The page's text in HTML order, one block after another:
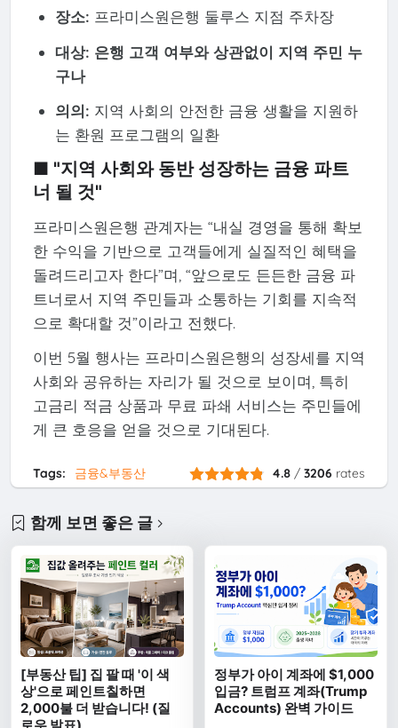
장소: 프라미스원은행 둘루스 지점 주차장
대상: 은행 고객 여부와 상관없이 지역 주민 누
구나
의의: 지역 사회의 안전한 금융 생활을 지원하
는 환원 프로그램의 일환
■ "지역 사회와 동반 성장하는 금융 파트
너 될 것"
프라미스원은행 관계자는 “내실 경영을 통해 확보
한 수익을 기반으로 고객들에게 실질적인 혜택을
돌려드리고자 한다”며, “앞으로도 든든한 금융 파
트너로서 지역 주민들과 소통하는 기회를 지속적
으로 확대할 것”이라고 전했다.
이번 5월 행사는 프라미스원은행의 성장세를 지역
사회와 공유하는 자리가 될 것으로 보이며, 특히
고금리 적금 상품과 무료 파쇄 서비스는 주민들에
게 큰 호응을 얻을 것으로 기대된다.
Tags: 금융&부동산 4.8 /3206 rates
함께 보면 좋은 글
[부동산 팁] 집 팔 때 '이 색
상'으로 페인트칠하면
2,000불 더 받습니다! (질
정부가 아이 계좌에 $1,000
입금? 트럼프 계좌(Trump
Accounts) 완벽 가이드